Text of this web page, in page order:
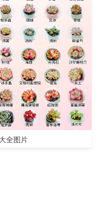
全图片